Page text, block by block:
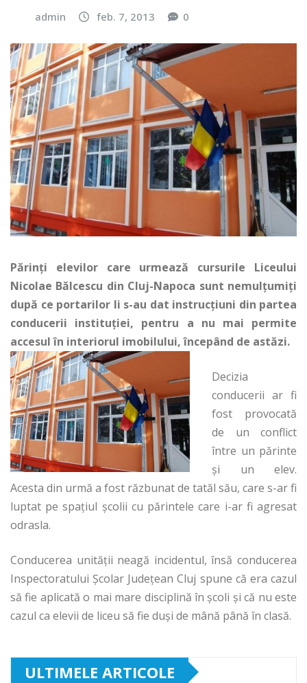
admin feb. 7, 2013 0
Părinţi elevilor care urmează cursurile Liceului
Nicolae Bălcescu din Cluj-Napoca sunt nemulţumiţi
după ce portarilor li s-au dat instrucţiuni din partea
conducerii instituţiei, pentru a nu mai permite
accesul în interiorul imobilului, începând de astăzi.
Decizia
conducerii ar fi
fost provocată
de un conflict
între un părinte
şi un elev.
Acesta din urmă a fost răzbunat de tatăl său, care s-ar fi
luptat pe spaţiul şcolii cu părintele care i-ar fi agresat
odrasla.
Conducerea unităţii neagă incidentul, însă conducerea
Inspectoratului Şcolar Judeţean Cluj spune că era cazul
să fie aplicată o mai mare disciplină în şcoli şi că nu este
cazul ca elevii de liceu să fie duşi de mână până în clasă.
ULTIMELE ARTICOLE